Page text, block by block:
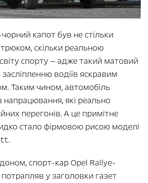
капот був не стільки
скільки реальною
світу спорту — адже такий матовий
водіїв яскравим
Таким чином, автомобіль
напрацювання, які реально
перегонів. А це примітне
стало фірмовою рисою моделі
спорт-кар Opel Rallye-
у заголовки газет